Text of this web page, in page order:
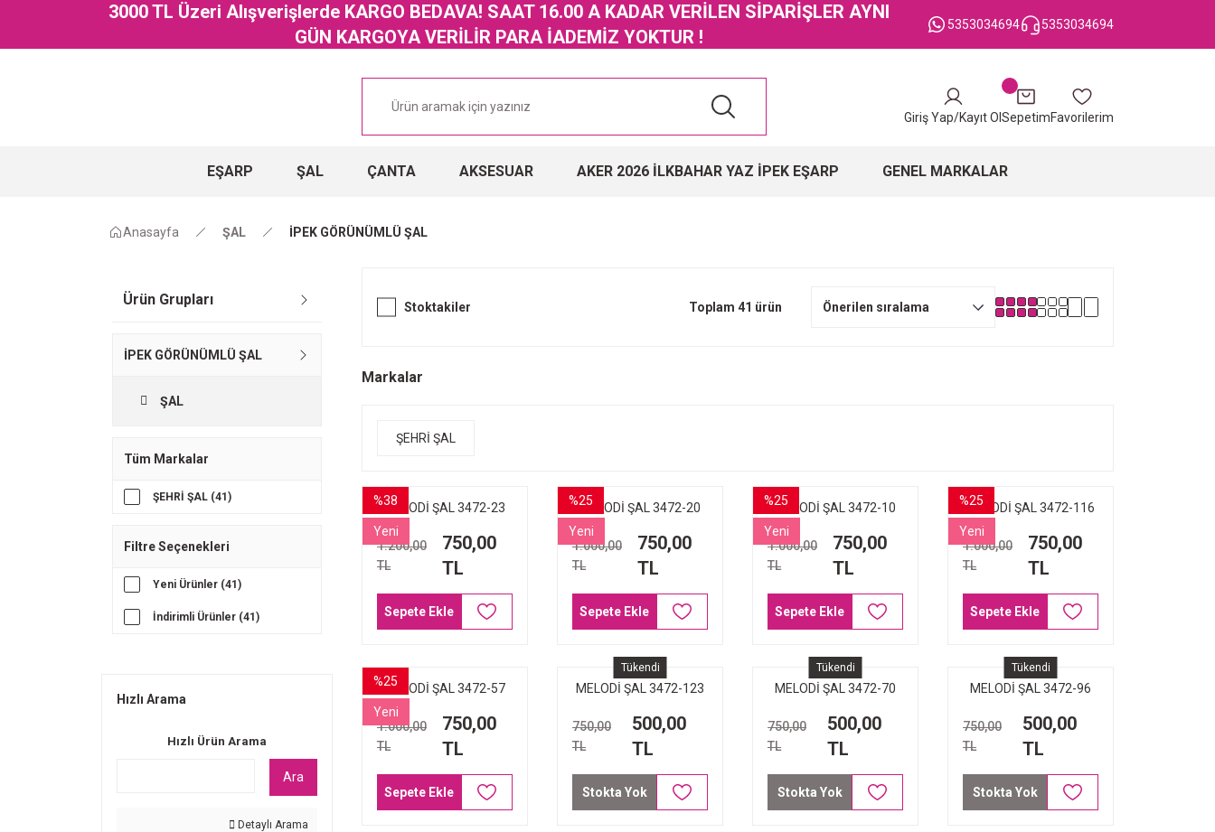
3000 TL Üzeri Alışverişlerde KARGO BEDAVA! SAAT 16.00 A KADAR VERİLEN SİPARİŞLER AYNI
GÜN KARGOYA VERİLİR PARA İADEMİZ YOKTUR !
5353034694 5353034694
Giriş Yap/Kayıt Ol SepetimFavorilerim
EŞARP ŞAL ÇANTA AKSESUAR AKER 2026 İLKBAHAR YAZ İPEK EŞARP GENEL MARKALAR
Anasayfa ŞAL İPEK GÖRÜNÜMLÜ ŞAL
Ürün Grupları
İPEK GÖRÜNÜMLÜ ŞAL
ŞAL
Tüm Markalar
ŞEHRİ ŞAL (41)
Filtre Seçenekleri
Yeni Ürünler (41)
İndirimli Ürünler (41)
Hızlı Arama
Hızlı Ürün Arama
Ara
Detaylı Arama
Stoktakiler Toplam 41 ürün
Markalar
ŞEHRİ ŞAL
%38
Yeni
MELODİ ŞAL 3472-23
1.200,00
TL
750,00
TL
Sepete Ekle
%25
Yeni
MELODİ ŞAL 3472-20
1.000,00
TL
750,00
TL
Sepete Ekle
%25
Yeni
MELODİ ŞAL 3472-10
GRİ PÜSKÜL SİYAH
1.000,00
TL
750,00
TL
Sepete Ekle
%25
Yeni
MELODİ ŞAL 3472-116
1.000,00
TL
750,00
TL
Sepete Ekle
%25
Yeni
MELODİ ŞAL 3472-57
BORDO SİYAH PÜSKÜL
1.000,00
TL
750,00
TL
Sepete Ekle
Tükendi
MELODİ ŞAL 3472-123
750,00
TL
500,00
TL
Stokta Yok
Tükendi
MELODİ ŞAL 3472-70
750,00
TL
500,00
TL
Stokta Yok
Tükendi
MELODİ ŞAL 3472-96
750,00
TL
500,00
TL
Stokta Yok